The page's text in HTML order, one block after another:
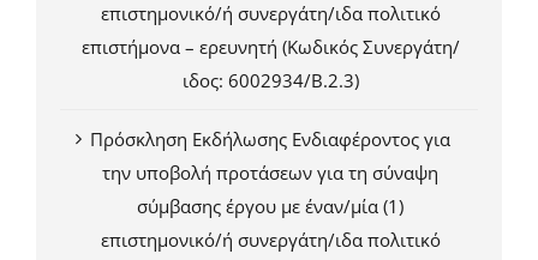
επιστημονικό/ή συνεργάτη/ιδα πολιτικό
επιστήμονα – ερευνητή (Κωδικός Συνεργάτη/
ιδος: 6002934/Β.2.3)
Πρόσκληση Εκδήλωσης Ενδιαφέροντος για
την υποβολή προτάσεων για τη σύναψη
σύμβασης έργου με έναν/μία (1)
επιστημονικό/ή συνεργάτη/ιδα πολιτικό